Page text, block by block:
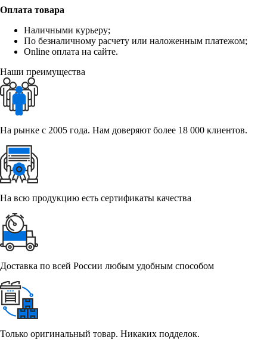
Оплата товара
Наличными курьеру;
По безналичному расчету или наложенным платежом;
Online оплата на сайте.
Наши преимущества
На рынке с 2005 года. Нам доверяют более 18 000 клиентов.
На всю продукцию есть сертификаты качества
Доставка по всей России любым удобным способом
Только оригинальный товар. Никаких подделок.